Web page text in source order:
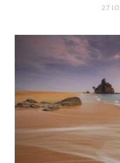
27